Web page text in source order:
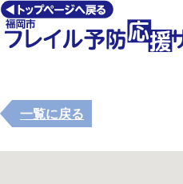
一覧に戻る